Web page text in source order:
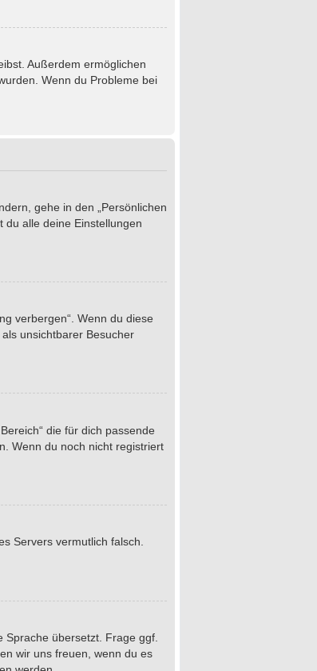
Außerdem ermöglichen
Wenn du Probleme bei
gehe in den „Persönlichen
du alle deine Einstellungen
verbergen“. Wenn du diese
unsichtbarer Besucher
die für dich passende
Wenn du noch nicht registriert
Servers vermutlich falsch.
übersetzt. Frage ggf.
wir uns freuen, wenn du es